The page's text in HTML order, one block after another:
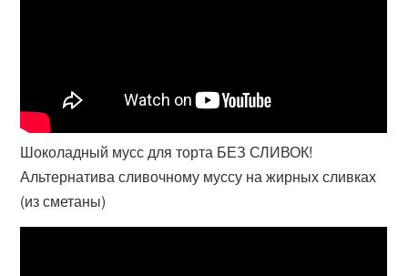
Шоколадный мусс для торта БЕЗ СЛИВОК!
Альтернатива сливочному муссу на жирных сливках
(из сметаны)